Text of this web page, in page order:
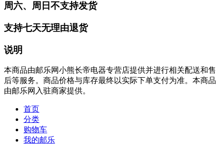
周六、周日不支持发货
支持七天无理由退货
说明
本商品由邮乐网小熊长帝电器专营店提供并进行相关配送和售
后等服务。商品价格与库存最终以实际下单支付为准。本商品
由邮乐网入驻商家提供。
首页
分类
购物车
我的邮乐